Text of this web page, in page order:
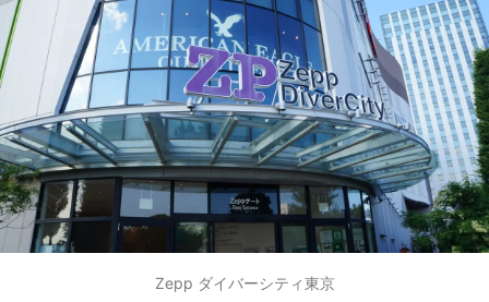
のあるゴーグルを身につけ
た状態で館内を自ら歩き回
ります。ゾンビが襲ってくる
ようなホラー系のものから、
船で海中を旅するファンタ
ジー系のものまで、1~2名で
約35分間異空間を楽しむこ
とができます。
Zepp ダイバーシティ東京